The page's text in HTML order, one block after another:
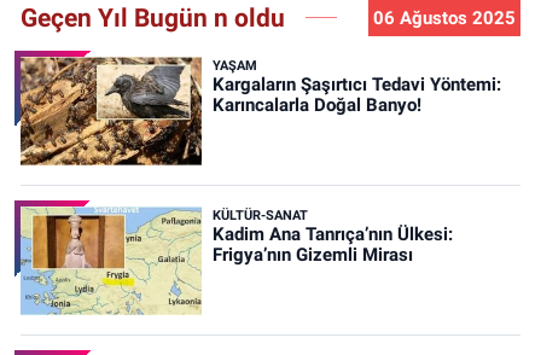
Geçen Yıl Bugün n oldu 06 Ağustos 2025
YAŞAM
Kargaların Şaşırtıcı Tedavi Yöntemi:
Karıncalarla Doğal Banyo!
KÜLTÜR-SANAT
Kadim Ana Tanrıça’nın Ülkesi:
Frigya’nın Gizemli Mirası